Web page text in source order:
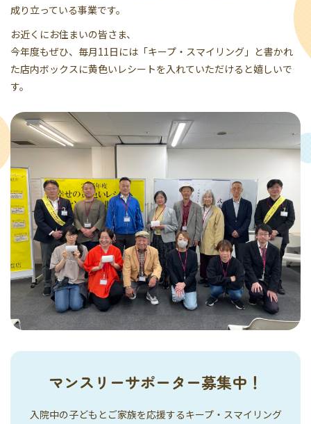
成り立っている事業です。
お近くにお住まいの皆さま、
今年度もぜひ、毎月11日には「キープ・スマイリング」と書かれ
た店内ボックスに黄色いレシートを入れていただけると嬉しいで
す。
マンスリーサポーター募集中！
入院中の子どもとご家族を応援するキープ・スマイリング